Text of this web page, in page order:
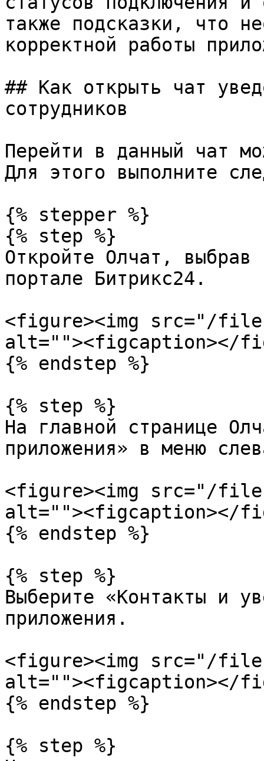
также подсказки, что
корректной работы
## Как открыть чат
сотрудников
Перейти в данный чат
Для этого выполните
{% stepper %}
{% step %}
Откройте Олчат,
портале Битрикс24.
<figure><img src="/files/
alt=""><figcaption></
{% endstep %}
{% step %}
На главной странице
приложения» в меню
<figure><img src="/
alt=""><figcaption></
{% endstep %}
{% step %}
Выберите «Контакты и
приложения.
<figure><img src="/
alt=""><figcaption></
{% endstep %}
{% step %}